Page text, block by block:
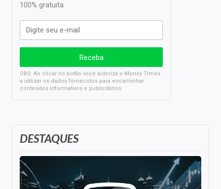
DESTAQUES
100% gratuita
OBS: Ao clicar no botão você autoriza o Money Times
a utilizar os dados fornecidos para encaminhar
conteúdos informativos e publicitários.